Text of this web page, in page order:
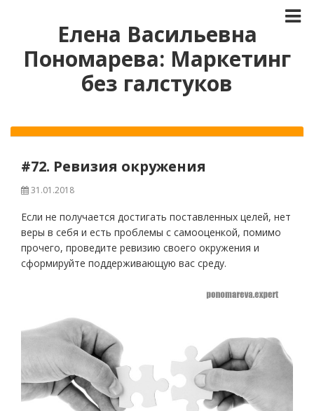
Елена Васильевна
Пономарева: Маркетинг
без галстуков
#72. Ревизия окружения
31.01.2018
Если не получается достигать поставленных целей, нет
веры в себя и есть проблемы с самооценкой, помимо
прочего, проведите ревизию своего окружения и
сформируйте поддерживающую вас среду.